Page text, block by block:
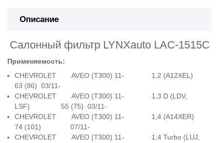
Описание
Салонный фильтр LYNXauto LAC-1515C
Применяемость:
CHEVROLET AVEO (T300) 11- 1,2 (A12XEL)
63 (86) 03/11-
CHEVROLET AVEO (T300) 11- 1,3 D (LDV,
LSF) 55 (75) 03/11-
CHEVROLET AVEO (T300) 11- 1,4 (A14XER)
74 (101) 07/11-
CHEVROLET AVEO (T300) 11- 1,4 Turbo (LUJ,